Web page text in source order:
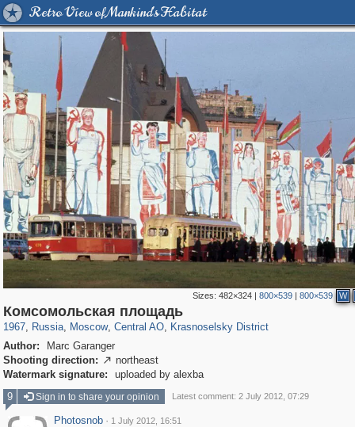
Retro View of Mankind's Habitat
Sizes:482×324 |800×539 |800×539 W
Комсомольская площадь
1967, Russia
1,406,034 29,243
, Moscow
319,724 8,286
, Central AO
159,930 5,916
, Krasnoselsky District
6,973
Author:
Marc Garanger
Shooting direction:  northeast
Watermark signature:
uploaded by alexba
9
Sign in to share your opinion Latest comment: 2 July 2012, 07:29
Photosnob · 1 July 2012, 16:51